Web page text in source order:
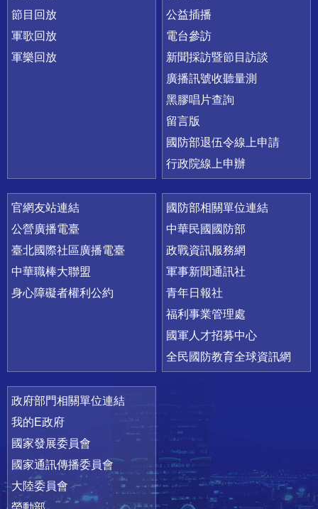
節目回放
軍歌回放
軍樂回放
公益插播
電台參訪
新聞採訪暨節目訪談
廣播訊號收聽量測
黑膠唱片查詢
留言版
國防部退伍令線上申請
行政院線上申辦
官網友站連結
公營廣播電臺
臺北國際社區廣播電臺
中華職棒大聯盟
身心障礙者權利公約
國防部相關單位連結
中華民國國防部
政戰資訊服務網
軍事新聞通訊社
青年日報社
福利事業管理處
國軍人才招募中心
全民國防教育全球資訊網
政府部門相關單位連結
我的E政府
國家發展委員會
國家通訊傳播委員會
大陸委員會